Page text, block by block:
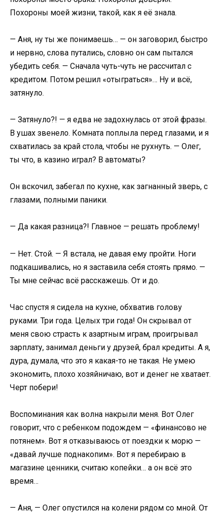
Похороны моей жизни, такой, как я её знала.
— Аня, ну ты же понимаешь… — он заговорил, быстро
и нервно, слова путались, словно он сам пытался
убедить себя. — Сначала чуть-чуть не рассчитал с
кредитом. Потом решил «отыграться»… Ну и всё,
затянуло.
— Затянуло?! — я едва не задохнулась от этой фразы.
В ушах звенело. Комната поплыла перед глазами, и я
схватилась за край стола, чтобы не рухнуть. — Олег,
ты что, в казино играл? В автоматы?
Он вскочил, забегал по кухне, как загнанный зверь, с
глазами, полными паники.
— Да какая разница?! Главное — решать проблему!
— Нет. Стой. — Я встала, не давая ему пройти. Ноги
подкашивались, но я заставила себя стоять прямо. —
Ты мне сейчас всё расскажешь. От и до.
Час спустя я сидела на кухне, обхватив голову
руками. Три года. Целых три года! Он скрывал от
меня свою страсть к азартным играм, проигрывал
зарплату, занимал деньги у друзей, брал кредиты. А я,
дура, думала, что это я какая-то не такая. Не умею
экономить, плохо хозяйничаю, вот и денег не хватает.
Черт побери!
Воспоминания как волна накрыли меня. Вот Олег
говорит, что с ребенком подождем — «финансово не
потянем». Вот я отказываюсь от поездки к морю —
«давай лучше поднакопим». Вот я перебираю в
магазине ценники, считаю копейки… а он всё это
время…
— Аня, — Олег опустился на колени рядом со мной. От